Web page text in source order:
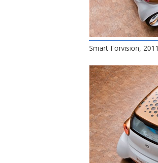
Smart Forvision, 2011